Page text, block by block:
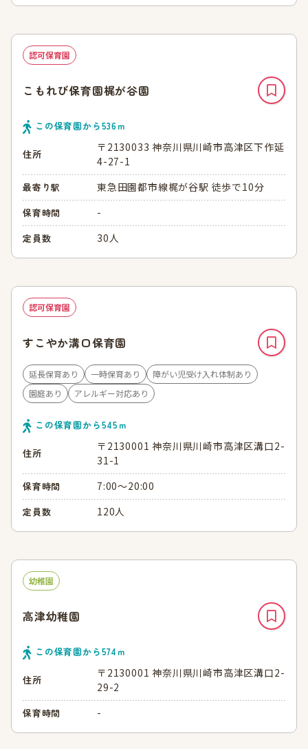
認可保育園
こもれび保育園梶が谷園
この保育園から536ｍ
住所
〒2130033 神奈川県川崎市高津区下作延
4-27-1
最寄り駅 東急田園都市線梶が谷駅 徒歩で10分
保育時間 -
定員数 30人
認可保育園
すこやか溝口保育園
延長保育あり 一時保育あり
障がい児受け入れ体制あり
園庭あり
アレルギー対応あり
この保育園から545ｍ
住所
〒2130001 神奈川県川崎市高津区溝口2-
31-1
保育時間 7:00～20:00
定員数 120人
幼稚園
高津幼稚園
この保育園から574 ｍ
住所
〒2130001 神奈川県川崎市高津区溝口2-
29-2
保育時間 -